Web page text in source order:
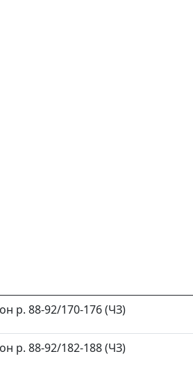
р. 88-92/170-176 (ЧЗ)
р. 88-92/182-188 (ЧЗ)